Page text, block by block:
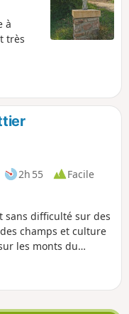
à
très
2h 55
Facile
sans difficulté sur des
champs et culture
les monts du